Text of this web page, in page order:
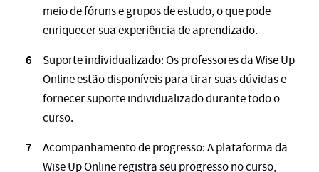
meio de fóruns e grupos de estudo, o que pode
enriquecer sua experiência de aprendizado.
Suporte individualizado: Os professores da Wise Up
Online estão disponíveis para tirar suas dúvidas e
fornecer suporte individualizado durante todo o
curso.
Acompanhamento de progresso: A plataforma da
Wise Up Online registra seu progresso no curso,